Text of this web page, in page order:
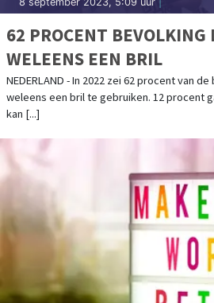
62 PROCENT BEVOLKING
WELEENS EEN BRIL
NEDERLAND - In 2022 zei 62 procent van
weleens een bril te gebruiken. 12 procent
kan [...]